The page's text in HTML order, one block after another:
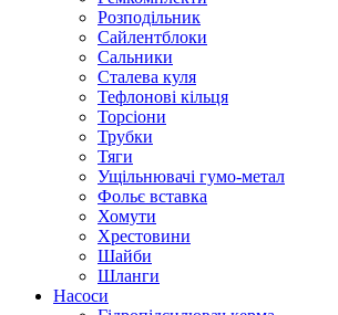
Розподільник
Сайлентблоки
Сальники
Сталева куля
Тефлонові кільця
Торсіони
Трубки
Тяги
Ущільнювачі гумо-метал
Фольє вставка
Хомути
Хрестовини
Шайби
Шланги
Насоси